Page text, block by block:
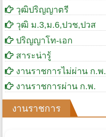
วุฒิปริญญาตรี
วุฒิ ม.3,ม.6,ปวช,ปวส
ปริญญาโท-เอก
สาระน่ารู้
งานราชการไม่ผ่าน ก.พ.
งานราชการผ่าน ก.พ.
งานราชการ